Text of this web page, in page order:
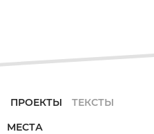
ПРОЕКТЫ
ТЕКСТЫ
МЕСТА